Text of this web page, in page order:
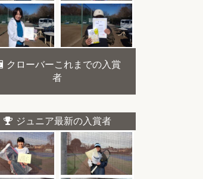
クローバーこれまでの入賞
者
ジュニア最新の入賞者